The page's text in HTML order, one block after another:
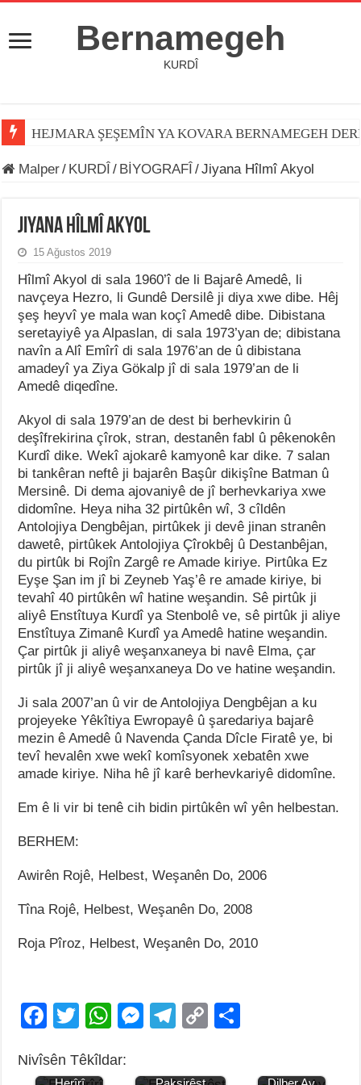
Bernamegeh
KURDÎ
HEJMARA ŞEŞEMÎN YA KOVARA BERNAMEGEH
Malper/ KURDÎ / BİYOGRAFÎ /Jiyana Hîlmî Akyol
Jiyana Hîlmî Akyol
15 Ağustos 2019
Hîlmî Akyol di sala 1960’î de li Bajarê Amedê, li
navçeya Hezro, li Gundê Dersilê ji diya xwe dibe. Hêj
şeş heyvî ye mala wan koçî Amedê dibe. Dibistana
seretayiyê ya Alpaslan, di sala 1973’yan de; dibistana
navîn a Alî Emîrî di sala 1976’an de û dibistana
amadeyî ya Ziya Gökalp jî di sala 1979’an de li
Amedê diqedîne.
Akyol di sala 1979’an de dest bi berhevkirin û
deşîfrekirina çîrok, stran, destanên fabl û pêkenokên
Kurdî dike. Wekî ajokarê kamyonê kar dike. 7 salan
bi tankêran neftê ji bajarên Başûr dikişîne Batman û
Mersinê. Di dema ajovaniyê de jî berhevkariya xwe
didomîne. Heya niha 32 pirtûkên wî, 3 cîldên
Antolojiya Dengbêjan, pirtûkek ji devê jinan stranên
dawetê, pirtûkek Antolojiya Çîrokbêj û Destanbêjan,
du pirtûk bi Rojîn Zargê re Amade kiriye. Pirtûka Ez
Eyşe Şan im jî bi Zeyneb Yaş’ê re amade kiriye, bi
tevahî 40 pirtûkên wî hatine weşandin. Sê pirtûk ji
aliyê Enstîtuya Kurdî ya Stenbolê ve, sê pirtûk ji aliye
Enstîtuya Zimanê Kurdî ya Amedê hatine weşandin.
Çar pirtûk ji aliyê weşanxaneya bi navê Elma, çar
pirtûk jî ji aliyê weşanxaneya Do ve hatine weşandin.
Ji sala 2007’an û vir de Antolojiya Dengbêjan a ku
projeyeke Yêkîtiya Ewropayê û şaredariya bajarê
mezin ê Amedê û Navenda Çanda Dîcle Firatê ye, bi
tevî hevalên xwe wekî komîsyonek xebatên xwe
amade kiriye. Niha hê jî karê berhevkariyê didomîne.
Em ê li vir bi tenê cih bidin pirtûkên wî yên helbestan.
BERHEM:
Awirên Rojê, Helbest, Weşanên Do, 2006
Tîna Rojê, Helbest, Weşanên Do, 2008
Roja Pîroz, Helbest, Weşanên Do, 2010
F
c
T
tt
W
at
M T
C
Nivîsên Têkîldar:
Jiyana Elî